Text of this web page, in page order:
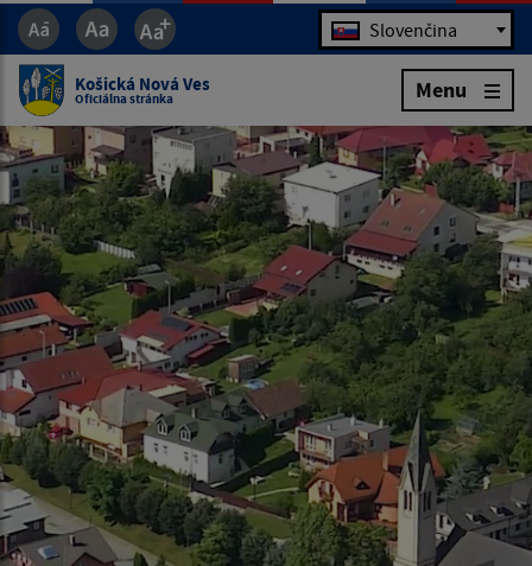
Jazyk Slovenčina
Košická Nová Ves
Oficiálna stránka Menu